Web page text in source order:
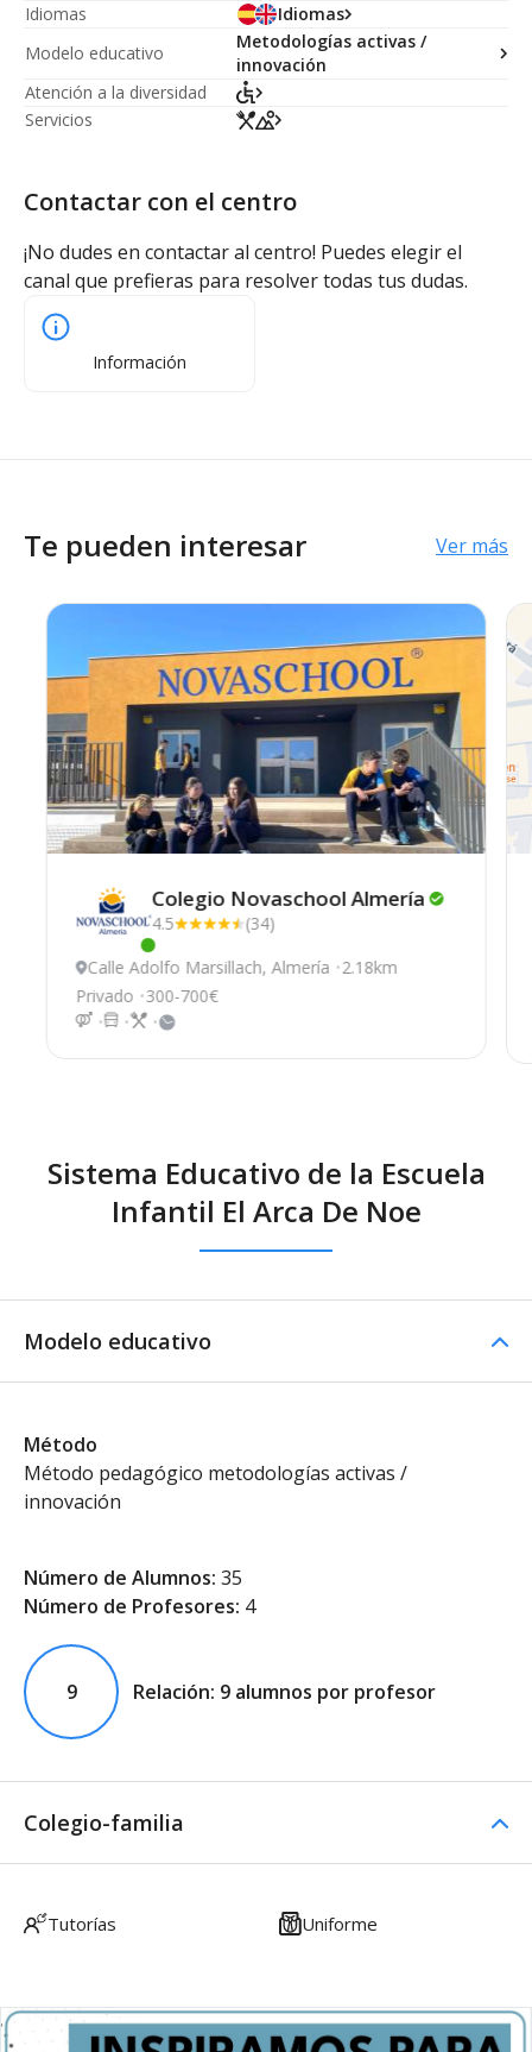
Idiomas
Idiomas
Modelo educativo
Metodologías activas /
innovación
Atención a la diversidad
Servicios
Contactar con el centro
¡No dudes en contactar al centro! Puedes elegir el
canal que prefieras para resolver todas tus dudas.
Información
Te pueden interesar Ver más
Este centro ha estado online recientemente
Colegio NovaschoolAlmería
4.5
(34)
Calle Adolfo Marsillach, Almería 2.18km
Privado 300-700€
Sistema Educativo de la Escuela
Infantil El Arca De Noe
Modelo educativo
Método
Método pedagógico metodologías activas /
innovación
Número de Alumnos: 35
Número de Profesores: 4
9 Relación: 9 alumnos por profesor
Colegio-familia
Tutorías Uniforme